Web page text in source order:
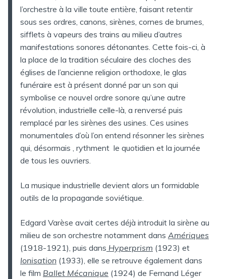
l’orchestre à la ville toute entière, faisant retentir
sous ses ordres, canons, sirènes, cornes de brumes,
sifflets à vapeurs des trains au milieu d’autres
manifestations sonores détonantes. Cette fois-ci, à
la place de la tradition séculaire des cloches des
églises de l’ancienne religion orthodoxe, le glas
funéraire est à présent donné par un son qui
symbolise ce nouvel ordre sonore qu’une autre
révolution, industrielle celle-là, a renversé puis
remplacé par les sirènes des usines. Ces usines
monumentales d’où l’on entend résonner les sirènes
qui, désormais , rythment le quotidien et la journée
de tous les ouvriers.
La musique industrielle devient alors un formidable
outils de la propagande soviétique.
Edgard Varèse avait certes déjà introduit la sirène au
milieu de son orchestre notamment dans Amériques
(1918-1921), puis dans Hyperprism (1923) et
Ionisation (1933), elle se retrouve également dans
le film Ballet Mécanique (1924) de Fernand Léger